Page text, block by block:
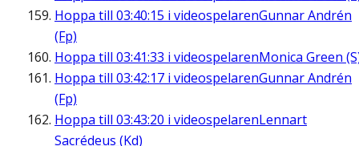
Hoppa till 03:40:15 i videospelarenGunnar Andrén
(Fp)
Hoppa till 03:41:33 i videospelarenMonica Green
Hoppa till 03:42:17 i videospelarenGunnar Andrén
(Fp)
Hoppa till 03:43:20 i videospelarenLennart
Sacrédeus (Kd)